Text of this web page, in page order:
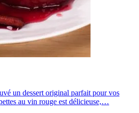
un dessert original parfait pour vos
au vin rouge est délicieuse,…